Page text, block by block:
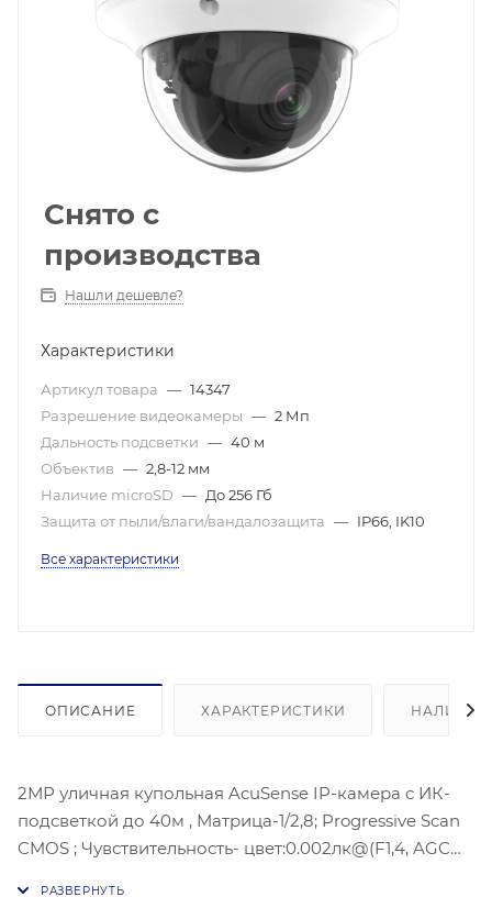
Снято с
производства
Нашли дешевле?
Характеристики
Артикул товара — 14347
Разрешение видеокамеры — 2 Мп
Дальность подсветки — 40 м
Объектив — 2,8-12 мм
Наличие microSD — До 256 Гб
Защита от пыли/влаги/вандалозащита — IP66, IK10
Все характеристики
ОПИСАНИЕ ХАРАКТЕРИСТИКИ НАЛИЧИЕ
2МР уличная купольная AcuSense IP-камера с ИК-
подсветкой до 40м , Матрица-1/2,8; Progressive Scan
CMOS ; Чувствительность- цвет:0.002лк@(F1,4, AGC